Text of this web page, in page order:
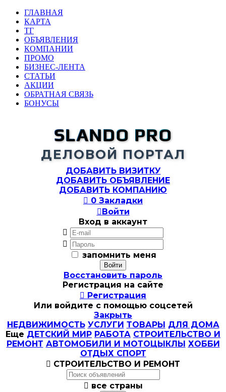
ГЛАВНАЯ
КАРТА
ТГ
ОБЪЯВЛЕНИЯ
КОМПАНИИ
ПРОМО
БИЗНЕС-ЛЕНТА
СТАТЬИ
АКЦИИ
ОБРАТНАЯ СВЯЗЬ
БОНУСЫ
SLANDO PRO
ДЕЛОВОЙ ПОРТАЛ
ДОБАВИТЬ ВИЗИТКУ
ДОБАВИТЬ ОБЪЯВЛЕНИЕ
ДОБАВИТЬ КОМПАНИЮ
 0 Закладки
Войти
Вход в аккаунт


запомнить меня
Восстановить пароль
Регистрация на сайте
 Регистрация
Или войдите с помощью соцсетей
Закрыть
НЕДВИЖИМОСТЬ УСЛУГИ ТОВАРЫ ДЛЯ ДОМА
Еще ДЕТСКИЙ МИР РАБОТА СТРОИТЕЛЬСТВО И
РЕМОНТ АВТОМОБИЛИ И МОТОЦЫКЛЫ ХОББИ
ОТДЫХ СПОРТ
 СТРОИТЕЛЬСТВО И РЕМОНТ
 все страны